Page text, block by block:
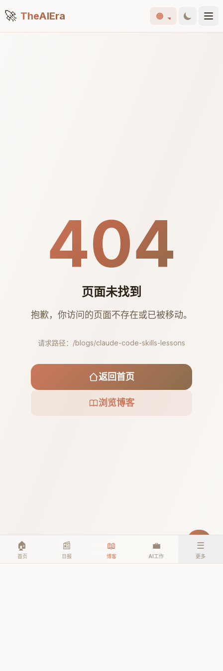
🚀 TheAIEra 🟠
404
页面未找到
抱歉，你访问的页面不存在或已被移动。
请求路径： /blogs/claude-code-skills-lessons
返回首页
浏览博客
🏠
首页
📰
日报
📖
博客
💼
AI工作
☰
更多